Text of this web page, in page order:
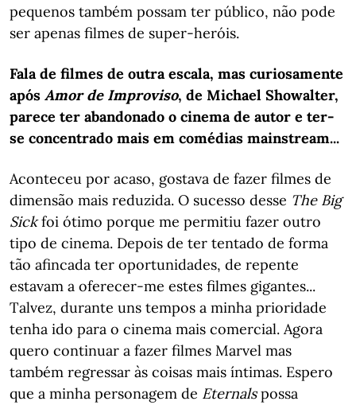
pequenos também possam ter público, não pode
ser apenas filmes de super-heróis.
Fala de filmes de outra escala, mas curiosamente
após Amor de Improviso, de Michael Showalter,
parece ter abandonado o cinema de autor e ter-
se concentrado mais em comédias mainstream...
Aconteceu por acaso, gostava de fazer filmes de
dimensão mais reduzida. O sucesso desse The Big
Sickfoi ótimo porque me permitiu fazer outro
tipo de cinema. Depois de ter tentado de forma
tão afincada ter oportunidades, de repente
estavam a oferecer-me estes filmes gigantes...
Talvez, durante uns tempos a minha prioridade
tenha ido para o cinema mais comercial. Agora
quero continuar a fazer filmes Marvel mas
também regressar às coisas mais íntimas. Espero
que a minha personagem de Eternalspossa